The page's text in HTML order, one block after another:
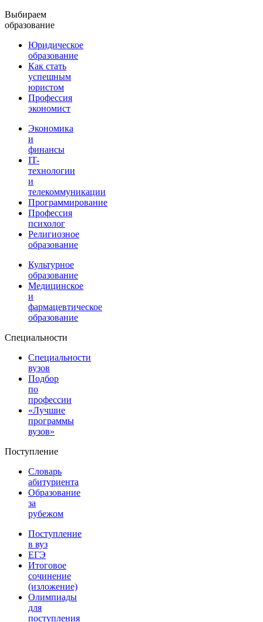
Выбираем
образование
Юридическое
образование
Как стать
успешным
юристом
Профессия
экономист
Экономика
и
финансы
IT-
технологии
и
телекоммуникации
Программирование
Профессия
психолог
Религиозное
образование
Культурное
образование
Медицинское
и
фармацевтическое
образование
Специальности
Специальности
вузов
Подбор
по
профессии
«Лучшие
программы
вузов»
Поступление
Словарь
абитуриента
Образование
за
рубежом
Поступление
в вуз
ЕГЭ
Итоговое
сочинение
(изложение)
Олимпиады
для
поступления